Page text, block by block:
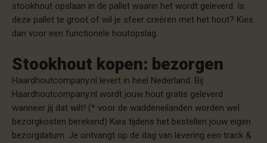
stookhout opslaan in de pallet waarin het wordt geleverd. Is
deze pallet te groot of wil je sfeer creëren met het hout? Kies
dan voor een functionele houtopslag.
Stookhout kopen: bezorgen
Haardhoutcompany.nl levert in heel Nederland. Bij
Haardhoutcompany.nl wordt jouw hout gratis geleverd
wanneer jij dat wilt! (* voor de waddeneilanden worden wel
bezorgkosten berekend) Kies tijdens het bestellen jouw eigen
bezorgdatum. Je ontvangt op de dag van levering een track &